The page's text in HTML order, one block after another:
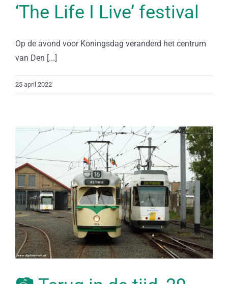
‘The Life I Live’ festival
Op de avond voor Koningsdag veranderd het centrum
van Den [...]
25 april 2022